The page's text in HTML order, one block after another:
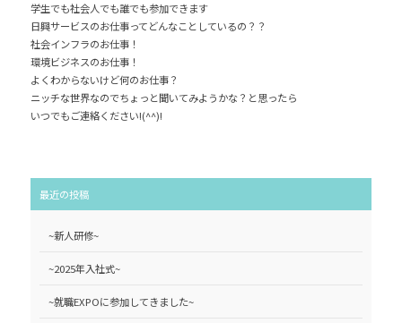
学生でも社会人でも誰でも参加できます
日興サービスのお仕事ってどんなことしているの？？
社会インフラのお仕事！
環境ビジネスのお仕事！
よくわからないけど何のお仕事？
ニッチな世界なのでちょっと聞いてみようかな？と思ったら
いつでもご連絡ください!(^^)!
最近の投稿
~新人研修~
~2025年入社式~
~就職EXPOに参加してきました~